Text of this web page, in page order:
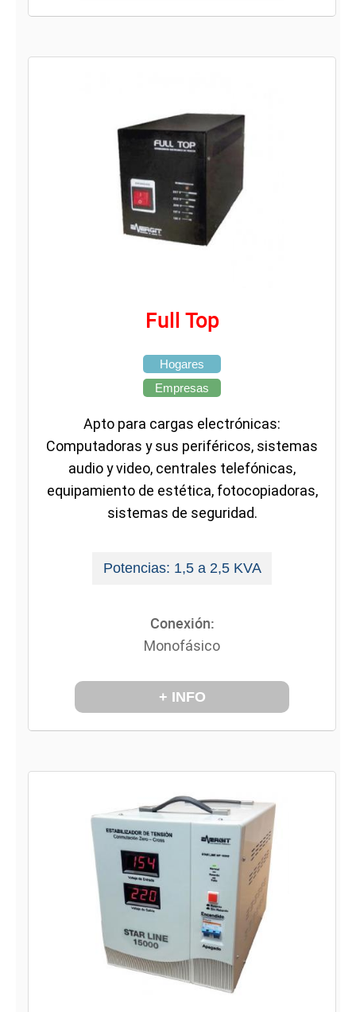
Full Top
Hogares
Empresas
Apto para cargas electrónicas:
Computadoras y sus periféricos, sistemas
audio y video, centrales telefónicas,
equipamiento de estética, fotocopiadoras,
sistemas de seguridad.
Potencias: 1,5 a 2,5 KVA
Conexión:
Monofásico
+ INFO